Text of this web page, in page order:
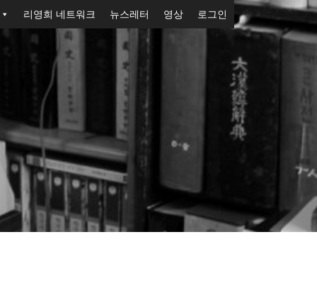
리영희 네트워크 뉴스레터 영상 로그인